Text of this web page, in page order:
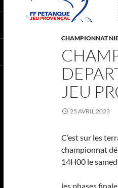
CHAMPIONNAT
JEU
25 AVRIL 2023
C’est sur les
championnat
14H00 le
les phases